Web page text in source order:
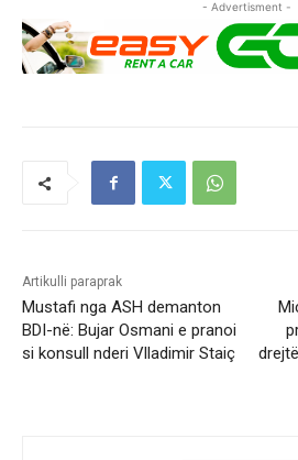
- Advertisment -
Artikulli paraprak
Mustafi nga ASH demanton
BDI-në: Bujar Osmani e pranoi
si konsull nderi Vlladimir Staiç